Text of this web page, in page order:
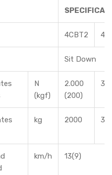
4CBT2
Sit Down
N
(kgf)
2.000
(200)
kg 2000
km/h 13(9)